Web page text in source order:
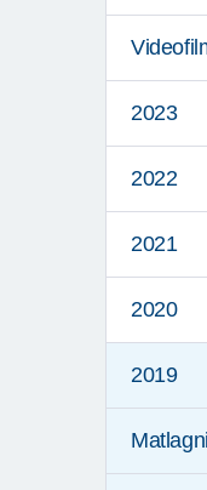
2023
2022
2021
2020
2019